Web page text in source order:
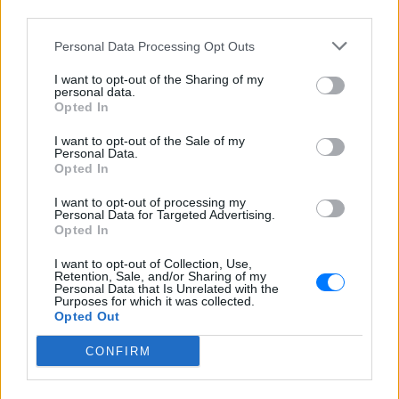
Personal Data Processing Opt Outs
I want to opt-out of the Sharing of my
personal data.
Opted In
I want to opt-out of the Sale of my
Personal Data.
Opted In
I want to opt-out of processing my
Personal Data for Targeted Advertising.
Opted In
I want to opt-out of Collection, Use,
Retention, Sale, and/or Sharing of my
Personal Data that Is Unrelated with the
Purposes for which it was collected.
Opted Out
CONFIRM